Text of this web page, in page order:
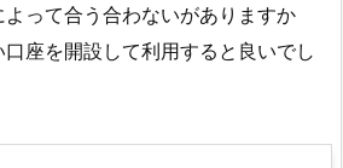
って合う合わないがありますか
座を開設して利用すると良いでし